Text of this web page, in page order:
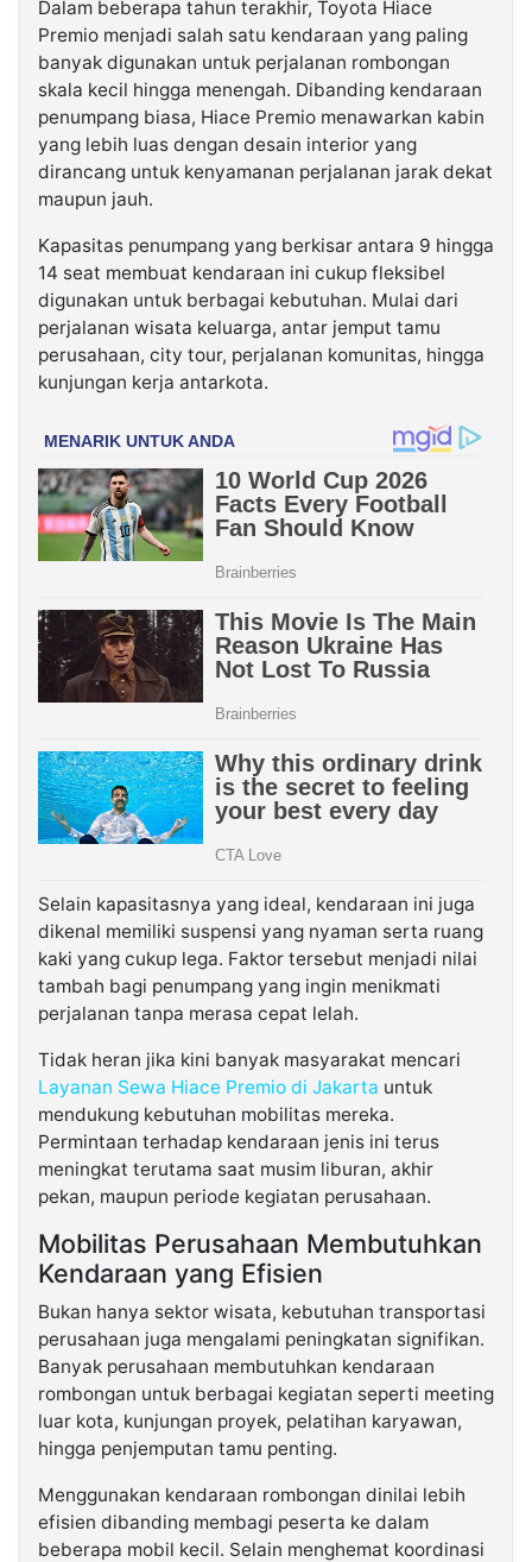
Dalam beberapa tahun terakhir, Toyota Hiace
Premio menjadi salah satu kendaraan yang paling
banyak digunakan untuk perjalanan rombongan
skala kecil hingga menengah. Dibanding kendaraan
penumpang biasa, Hiace Premio menawarkan kabin
yang lebih luas dengan desain interior yang
dirancang untuk kenyamanan perjalanan jarak dekat
maupun jauh.
Kapasitas penumpang yang berkisar antara 9 hingga
14 seat membuat kendaraan ini cukup fleksibel
digunakan untuk berbagai kebutuhan. Mulai dari
perjalanan wisata keluarga, antar jemput tamu
perusahaan, city tour, perjalanan komunitas, hingga
kunjungan kerja antarkota.
Selain kapasitasnya yang ideal, kendaraan ini juga
dikenal memiliki suspensi yang nyaman serta ruang
kaki yang cukup lega. Faktor tersebut menjadi nilai
tambah bagi penumpang yang ingin menikmati
perjalanan tanpa merasa cepat lelah.
Tidak heran jika kini banyak masyarakat mencari
Layanan Sewa Hiace Premio di Jakarta untuk
mendukung kebutuhan mobilitas mereka.
Permintaan terhadap kendaraan jenis ini terus
meningkat terutama saat musim liburan, akhir
pekan, maupun periode kegiatan perusahaan.
Mobilitas Perusahaan Membutuhkan
Kendaraan yang Efisien
Bukan hanya sektor wisata, kebutuhan transportasi
perusahaan juga mengalami peningkatan signifikan.
Banyak perusahaan membutuhkan kendaraan
rombongan untuk berbagai kegiatan seperti meeting
luar kota, kunjungan proyek, pelatihan karyawan,
hingga penjemputan tamu penting.
Menggunakan kendaraan rombongan dinilai lebih
efisien dibanding membagi peserta ke dalam
beberapa mobil kecil. Selain menghemat koordinasi